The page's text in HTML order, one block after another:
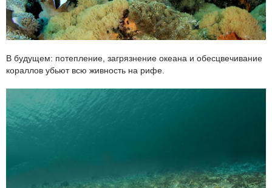
В будущем: потепление, загрязнение океана и обесцвечивание
кораллов убьют всю живность на рифе.